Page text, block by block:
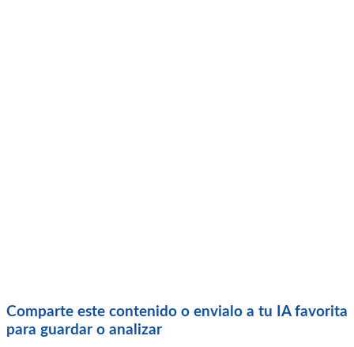
Comparte este contenido o envialo a tu IA favorita
para guardar o analizar